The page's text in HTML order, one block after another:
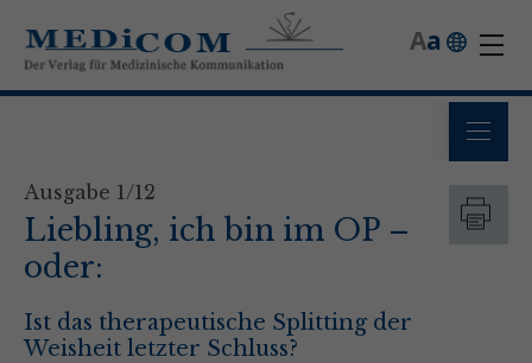
a
A
Ausgabe 1/12
Liebling, ich bin im OP –
oder:
Ist das therapeutische Splitting der
Weisheit letzter Schluss?